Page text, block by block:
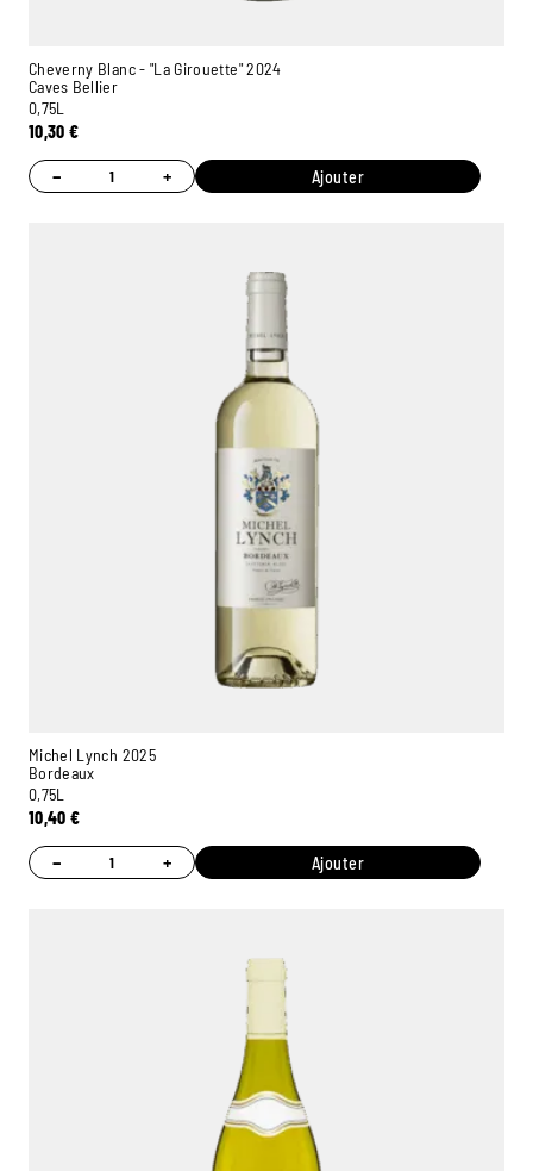
Cheverny Blanc - "La Girouette" 2024
Caves Bellier
0,75L
10,30€
− + Ajouter
Michel Lynch 2025
Bordeaux
0,75L
10,40€
− + Ajouter